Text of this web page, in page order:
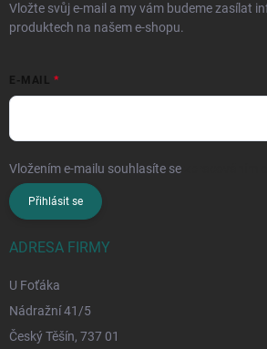
Vložte svůj e-mail a my vám budeme zasílat
produktech na našem e-shopu.
E-MAIL
Vložením e-mailu souhlasíte se
Přihlásit se
ADRESA FIRMY
U Foťáka
Nádražní 41/5
Český Těšín, 737 01